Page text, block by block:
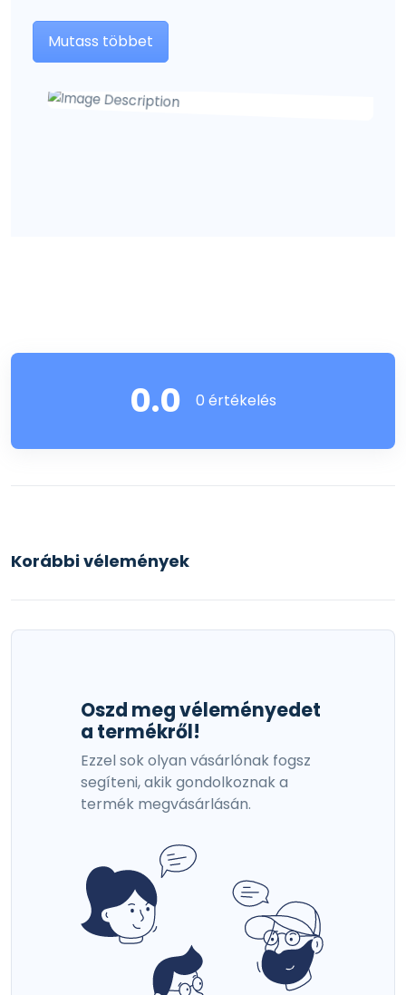
Mutass többet
0.0 0 értékelés
Korábbi vélemények
Oszd meg véleményedet
a termékről!
Ezzel sok olyan vásárlónak fogsz
segíteni, akik gondolkoznak a
termék megvásárlásán.